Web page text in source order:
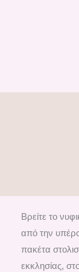
Βρείτε το
από την
πακέτα
εκκλησίας,